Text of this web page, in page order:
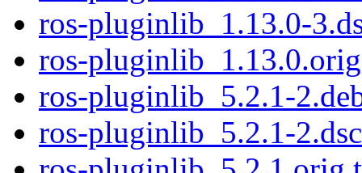
ros-pluginlib_1.13.0-
ros-
ros-pluginlib_5.2.1-
ros-pluginlib_5.2.1-2.dsc